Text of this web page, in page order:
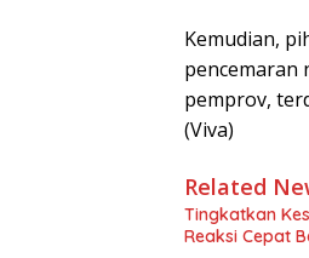
Kemudian,
pencemaran
pemprov,
(Viva)
Related
Tingkatkan
Reaksi Cepat